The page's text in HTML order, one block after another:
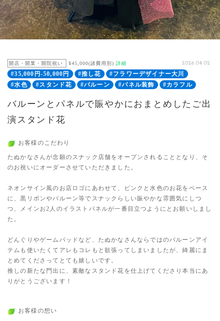
開店・開業・開院祝い ¥45,000(諸費用別) 詳細 2026.04.02
#35,000円-50,000円 #推し花
#フラワーデザイナー大川
#水色
#スタンド花 #バルーン #パネル装飾 #カラフル
バルーンとパネルで賑やかにおまとめしたご出
演スタンド花
お客様のこだわり
たぬかなさんが念願のスナック店舗をオープンされることとなり、そ
のお祝いにオーダーさせていただきました。
ネオンサイン風のお店ロゴにあわせて、ピンクと水色のお花をベース
に、黒リボンやバルーン等でスナックらしい賑やかな雰囲気にしつ
つ、メインお2人のイラストパネルが一番目立つようにとお願いしまし
た。
どんぐりやゲームパッドなど、たぬかなさんならではのバルーンアイ
テムも使いたくてアレもコレもと欲張ってしまいましたが、綺麗にま
とめてくださってとても嬉しいです。
推しの新たな門出に、素敵なスタンド花を仕上げてくださり本当にあ
りがとうございます！
お客様の想い